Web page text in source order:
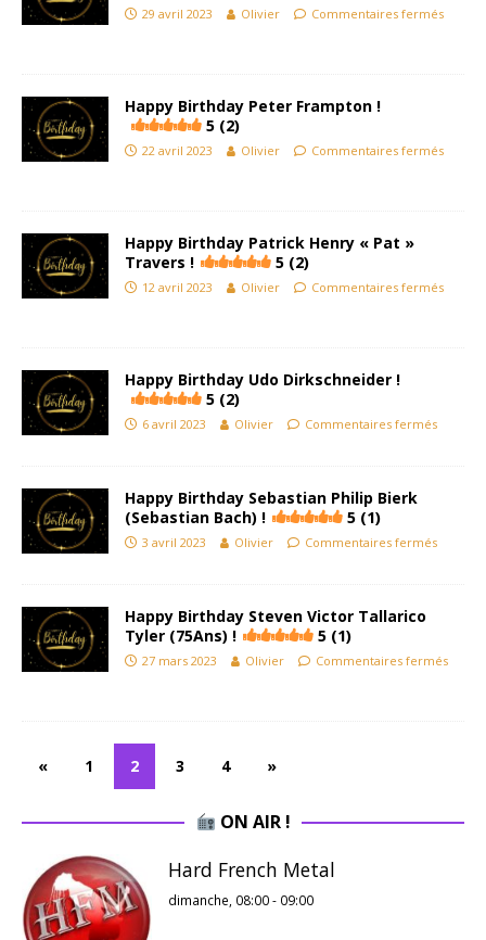
29 avril 2023 Olivier Commentaires fermés
Happy Birthday Peter Frampton !
5 (2)
22 avril 2023 Olivier Commentaires fermés
Happy Birthday Patrick Henry « Pat »
Travers !
5 (2)
12 avril 2023 Olivier Commentaires fermés
Happy Birthday Udo Dirkschneider !
5 (2)
6 avril 2023 Olivier Commentaires fermés
Happy Birthday Sebastian Philip Bierk
(Sebastian Bach) !
5 (1)
3 avril 2023 Olivier Commentaires fermés
Happy Birthday Steven Victor Tallarico
Tyler (75Ans) !
5 (1)
27 mars 2023 Olivier Commentaires fermés
« 1 2 3 4 »
ON AIR !
Hard French Metal
dimanche, 08:00- 09:00